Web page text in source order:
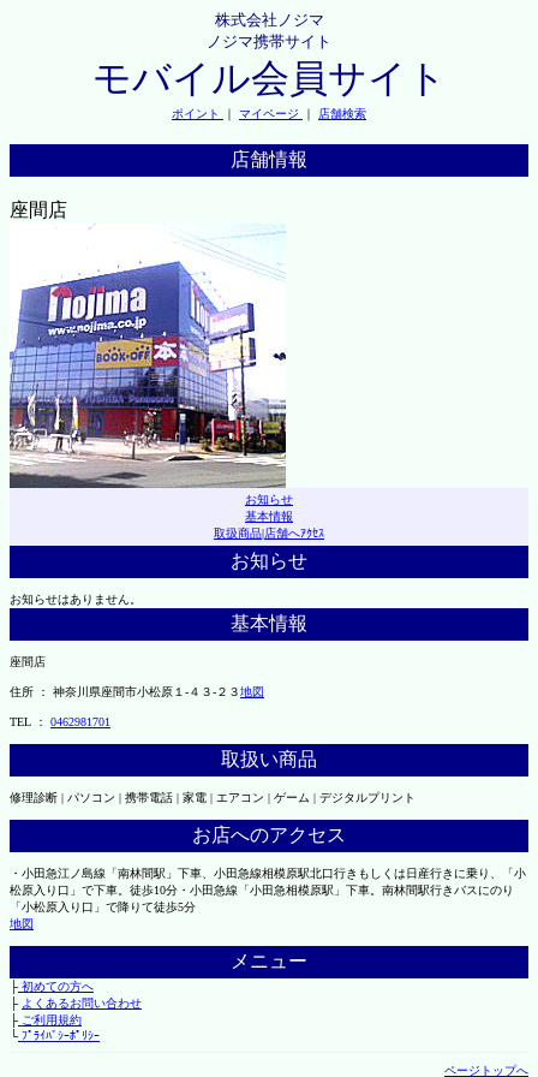
株式会社ノジマ
ノジマ携帯サイト
モバイル会員サイト
ポイント ｜ マイページ ｜ 店舗検索
店舗情報
座間店
お知らせ
基本情報
取扱商品|店舗へｱｸｾｽ
お知らせ
お知らせはありません。
基本情報
座間店
住所 ： 神奈川県座間市小松原１-４３-２３地図
TEL ： 0462981701
取扱い商品
修理診断 | パソコン | 携帯電話 | 家電 | エアコン | ゲーム | デジタルプリント
お店へのアクセス
・小田急江ノ島線「南林間駅」下車、小田急線相模原駅北口行きもしくは日産行きに乗り、「小
松原入り口」で下車。徒歩10分・小田急線「小田急相模原駅」下車。南林間駅行きバスにのり
「小松原入り口」で降りて徒歩5分
地図
メニュー
├初めての方へ
├ よくあるお問い合わせ
├ご利用規約
└ﾌﾟﾗｲﾊﾞｼｰﾎﾟﾘｼｰ
ページトップへ